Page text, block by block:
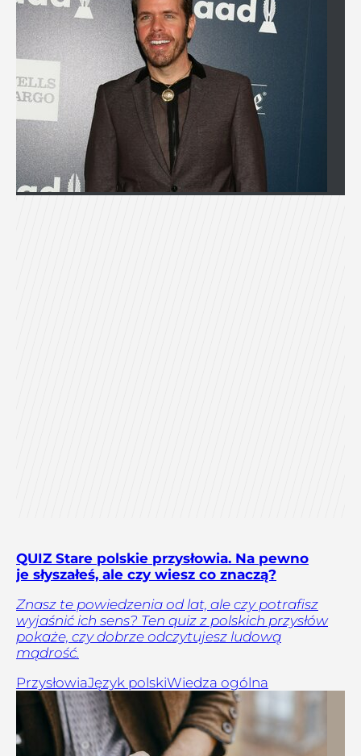
QUIZ Stare polskie przysłowia. Na pewno
je słyszałeś, ale czy wiesz co znaczą?
Znasz te powiedzenia od lat, ale czy potrafisz
wyjaśnić ich sens? Ten quiz z polskich przysłów
pokaże, czy dobrze odczytujesz ludową
mądrość.
PrzysłowiaJęzyk polskiWiedza ogólna